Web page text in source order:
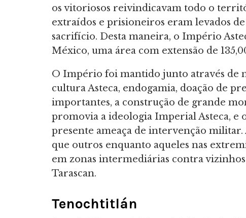
os vitoriosos reivindicavam todo o
extraídos e prisioneiros eram levados
sacrifício. Desta maneira, o Império
México, uma área com extensão de
O Império foi mantido junto através de
cultura Asteca, endogamia, doação de
importantes, a construção de grande
promovia a ideologia Imperial Asteca, e
presente ameaça de intervenção militar.
que outros enquanto aqueles nas
em zonas intermediárias contra
Tarascan.
Tenochtitlán